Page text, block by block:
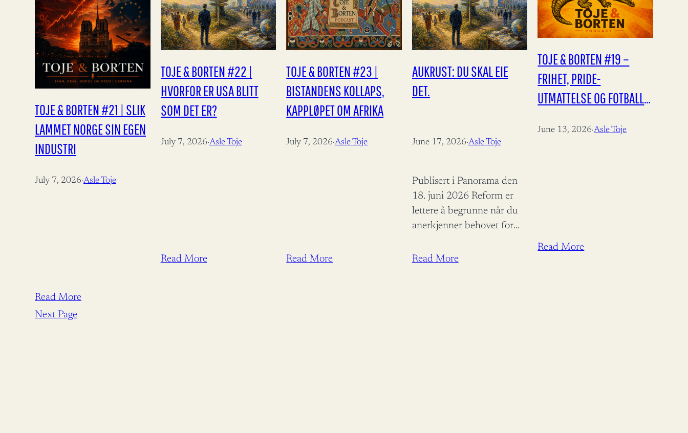
TOJE & BORTEN #21 | SLIK
LAMMET NORGE SIN EGEN
INDUSTRI
July 7, 2026·Asle Toje
Read More
TOJE & BORTEN #22 |
HVORFOR ER USA BLITT
SOM DET ER?
July 7, 2026·Asle Toje
Read More
TOJE & BORTEN #23 |
BISTANDENS KOLLAPS,
KAPPLØPET OM AFRIKA
July 7, 2026·Asle Toje
Read More
AUKRUST: DU SKAL EIE
DET.
June 17, 2026·Asle Toje
Publisert i Panorama den
18. juni 2026 Reform er
lettere å begrunne når du
anerkjenner behovet for
Utviklingsminister
Read More
TOJE & BORTEN #19 –
FRIHET, PRIDE-
UTMATTELSE OG FOTBALL-
June 13, 2026·Asle Toje
Read More
Next Page